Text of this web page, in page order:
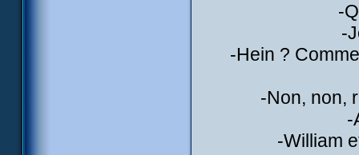
-
-
-Hein ?
-Non, non,
-
-William